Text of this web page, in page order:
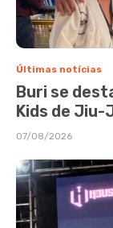
Últimas notícias
Buri se
Kids de Jiu-
07/08/2026